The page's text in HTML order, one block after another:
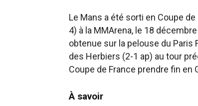
Le Mans a été sorti en Coupe
4) à la MMArena, le 18
obtenue sur la pelouse du Paris
des Herbiers (2-1 ap) au tour
Coupe de France prendre fin en
À savoir